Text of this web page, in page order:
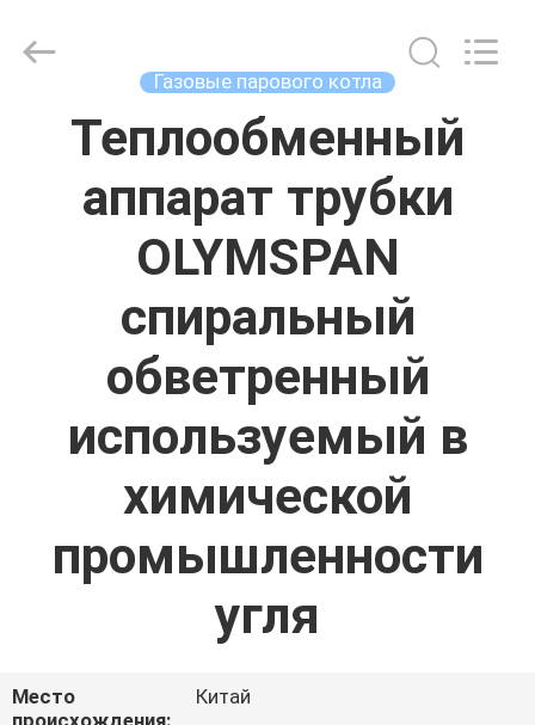
ДОМ
ПРОДУКТЫ
ПУТЕШЕСТВИЕ
ФАБРИКИ
ПРОВЕРКА
КАЧЕСТВА
Rights
Газовые парового котла
Теплообменный
аппарат трубки
OLYMSPAN
спиральный
обветренный
используемый в
химической
промышленности
угля
Место
Китай